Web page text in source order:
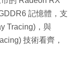
記憶體，支
Tracing)，與
技術看齊，